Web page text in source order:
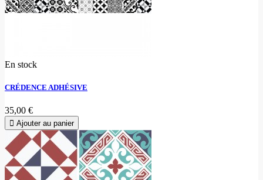
En stock
CRÉDENCE ADHÉSIVE
35,00 €
Ajouter au panier